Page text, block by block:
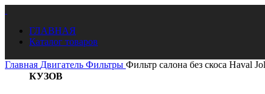
ГЛАВНАЯ
Каталог товаров
КУЗОВ
Главная Двигатель Фильтры Фильтр салона без скоса Haval